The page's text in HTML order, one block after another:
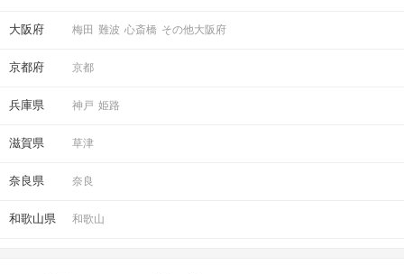
開催場所
大阪府大阪市北区梅田2-1-22 野村不
大阪府 梅田 難波 心斎橋 その他大阪府
京都府 京都
兵庫県 神戸 姫路
滋賀県 草津
奈良県 奈良
和歌山県 和歌山